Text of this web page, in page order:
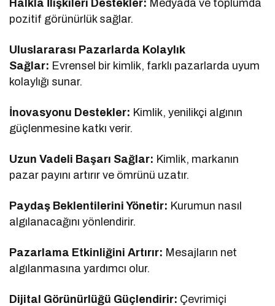
Halkla İlişkileri Destekler: Medyada ve toplumda
pozitif görünürlük sağlar.
Uluslararası Pazarlarda Kolaylık
Sağlar: Evrensel bir kimlik, farklı pazarlarda uyum
kolaylığı sunar.
İnovasyonu Destekler: Kimlik, yenilikçi algının
güçlenmesine katkı verir.
Uzun Vadeli Başarı Sağlar: Kimlik, markanın
pazar payını artırır ve ömrünü uzatır.
Paydaş Beklentilerini Yönetir: Kurumun nasıl
algılanacağını yönlendirir.
Pazarlama Etkinliğini Artırır: Mesajların net
algılanmasına yardımcı olur.
Dijital Görünürlüğü Güçlendirir: Çevrimiçi